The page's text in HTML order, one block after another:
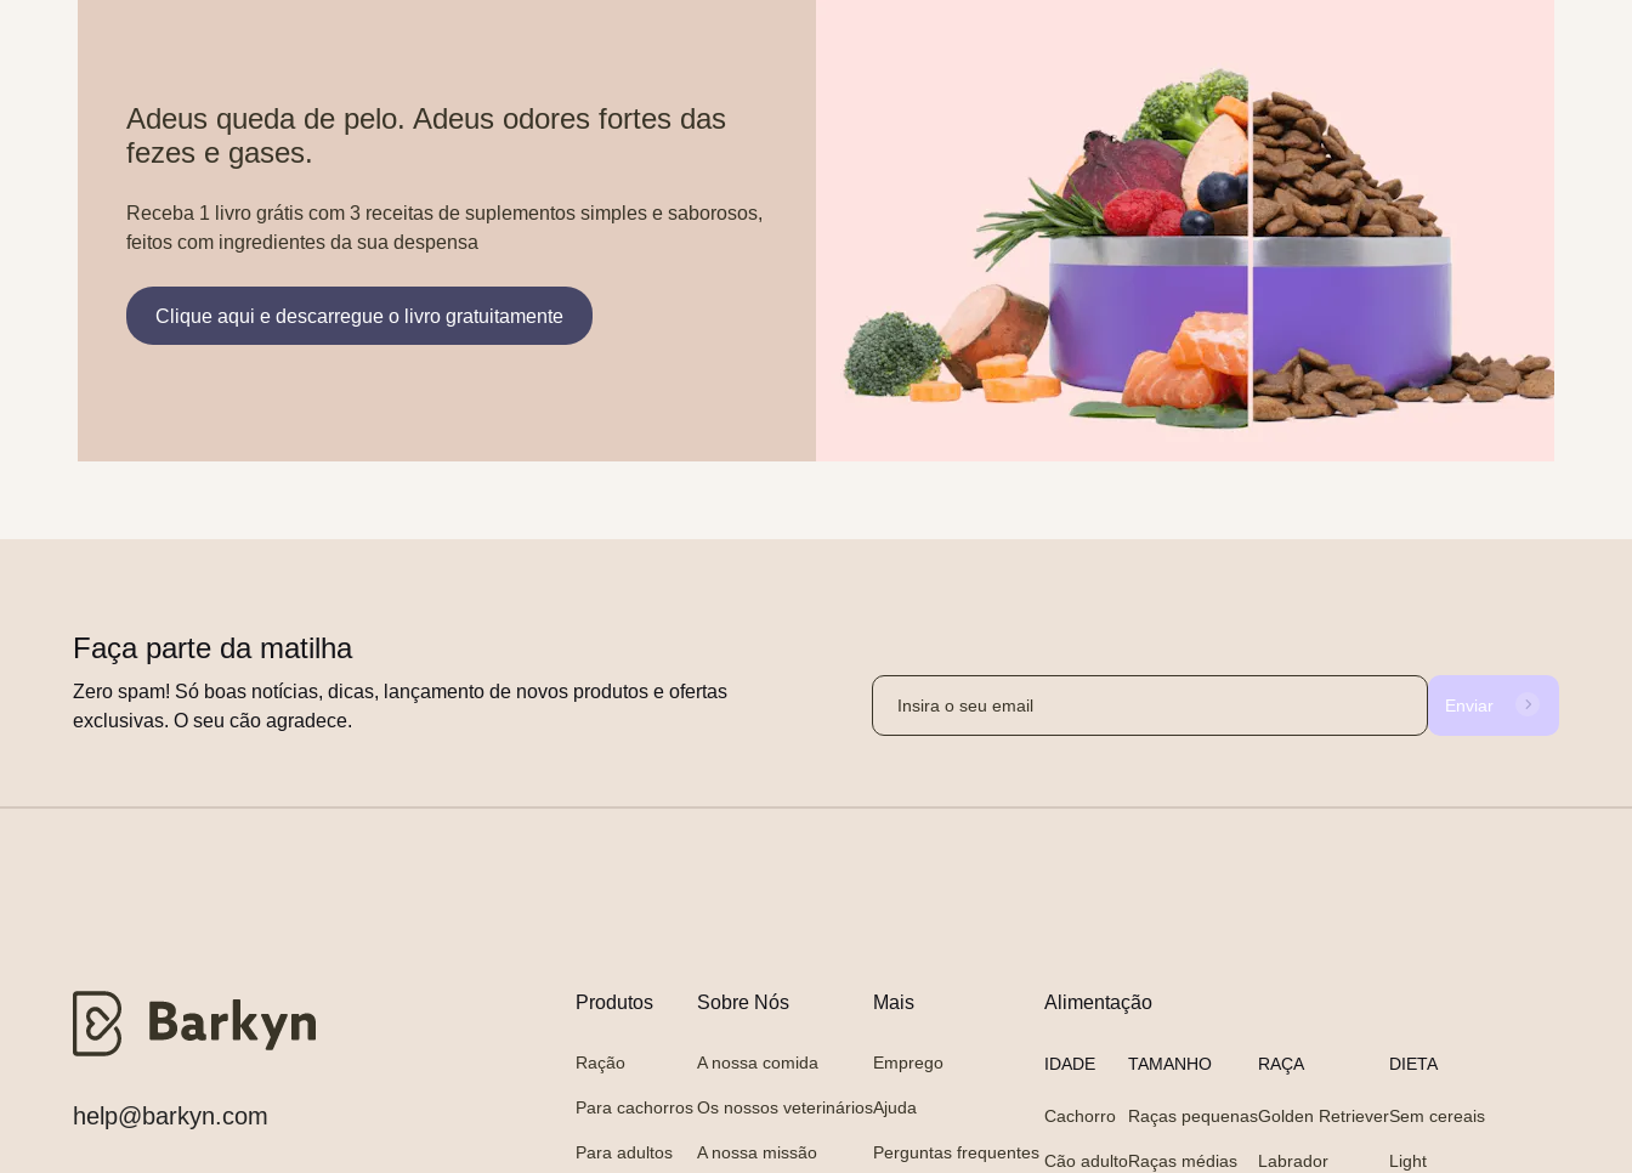
Adeus queda de pelo. Adeus odores fortes das
fezes e gases.
Receba 1 livro grátis com 3 receitas de suplementos simples e saborosos,
feitos com ingredientes da sua despensa
Clique aqui e descarregue o livro gratuitamente
Faça parte da matilha
Zero spam! Só boas notícias, dicas, lançamento de novos produtos e ofertas
exclusivas. O seu cão agradece.
Enviar
help@barkyn.com
Produtos
Ração
Para cachorros
Para adultos
Sobre Nós
A nossa comida
Os nossos veterinários
A nossa missão
Mais
Emprego
Ajuda
Perguntas frequentes
Alimentação
IDADE
Cachorro
Cão adulto
TAMANHO
Raças pequenas
Raças médias
RAÇA
Golden Retriever
Labrador
DIETA
Sem cereais
Light